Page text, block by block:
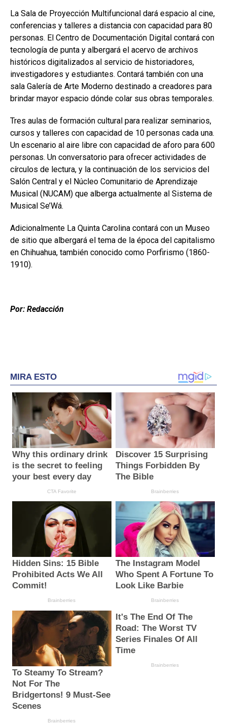
La Sala de Proyección Multifuncional dará espacio al cine,
conferencias y talleres a distancia con capacidad para 80
personas. El Centro de Documentación Digital contará con
tecnología de punta y albergará el acervo de archivos
históricos digitalizados al servicio de historiadores,
investigadores y estudiantes. Contará también con una
sala Galería de Arte Moderno destinado a creadores para
brindar mayor espacio dónde colar sus obras temporales.
Tres aulas de formación cultural para realizar seminarios,
cursos y talleres con capacidad de 10 personas cada una.
Un escenario al aire libre con capacidad de aforo para 600
personas. Un conversatorio para ofrecer actividades de
círculos de lectura, y la continuación de los servicios del
Salón Central y el Núcleo Comunitario de Aprendizaje
Musical (NUCAM) que alberga actualmente al Sistema de
Musical Se’Wá.
Adicionalmente La Quinta Carolina contará con un Museo
de sitio que albergará el tema de la época del capitalismo
en Chihuahua, también conocido como Porfirismo (1860-
1910).
Por: Redacción